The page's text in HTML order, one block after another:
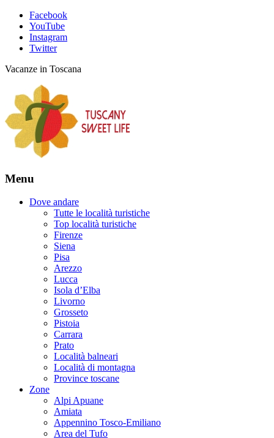
Facebook
YouTube
Instagram
Twitter
Vacanze in Toscana
Menu
Dove andare
Tutte le località turistiche
Top località turistiche
Firenze
Siena
Pisa
Arezzo
Lucca
Isola d’Elba
Livorno
Grosseto
Pistoia
Carrara
Prato
Località balneari
Località di montagna
Province toscane
Zone
Alpi Apuane
Amiata
Appennino Tosco-Emiliano
Area del Tufo